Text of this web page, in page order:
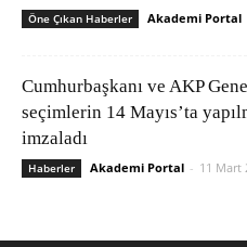
Öne Çıkan Haberler Akademi Portal
Cumhurbaşkanı ve AKP
seçimlerin 14 Mayıs’ta
imzaladı
Haberler Akademi Portal - 11 Mart